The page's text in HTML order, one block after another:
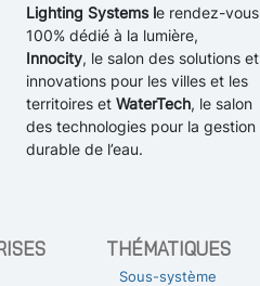
Lighting Systems le rendez-vous
100% dédié à la lumière,
Innocity, le salon des solutions et
innovations pour les villes et les
territoires et WaterTech, le salon
des technologies pour la gestion
durable de l’eau.
THÉMATIQUES
Sous-système